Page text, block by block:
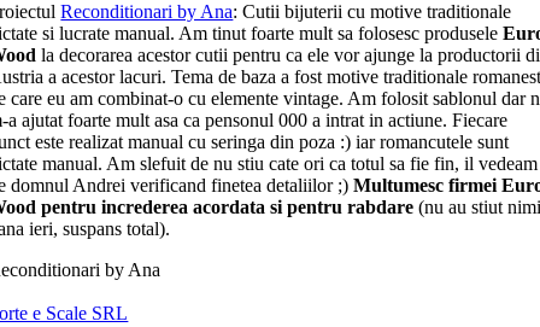
Reconditionari by Ana: Cutii bijuterii cu motive traditionale
si lucrate manual. Am tinut foarte mult sa folosesc produsele
la decorarea acestor cutii pentru ca ele vor ajunge la productorii
a acestor lacuri. Tema de baza a fost motive traditionale
care eu am combinat-o cu elemente vintage. Am folosit sablonul dar
a ajutat foarte mult asa ca pensonul 000 a intrat in actiune. Fiecare
este realizat manual cu seringa din poza :) iar romancutele sunt
manual. Am slefuit de nu stiu cate ori ca totul sa fie fin, il vedeam
domnul Andrei verificand finetea detaliilor ;)Multumesc firmei
pentru increderea acordata si pentru rabdare (nu au stiut
ieri, suspans total).
by Ana
e Scale SRL